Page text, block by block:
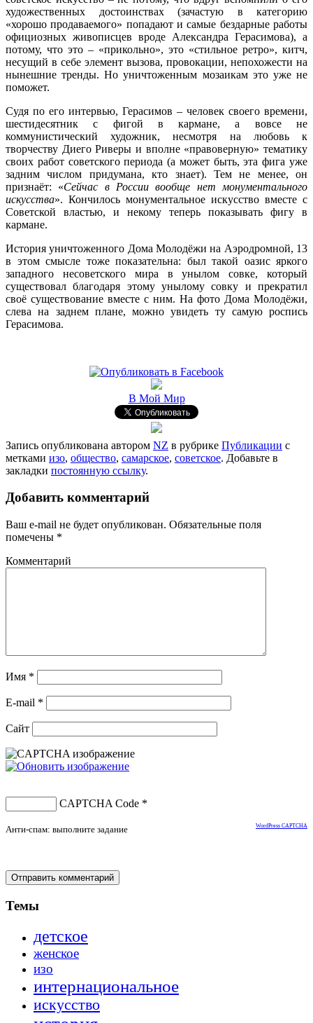
художественных достоинствах (зачастую в категорию
«хорошо продаваемого» попадают и самые бездарные работы
официозных живописцев вроде Александра Герасимова), а
потому, что это – «прикольно», это «стильное ретро», китч,
несущий в себе элемент вызова, провокации, непохожести на
нынешние тренды. Но уничтоженным мозаикам это уже не
поможет.
Судя по его интервью, Герасимов – человек своего времени,
шестидесятник с фигой в кармане, а вовсе не
коммунистический художник, несмотря на любовь к
творчеству Диего Риверы и вполне «правоверную» тематику
своих работ советского периода (а может быть, эта фига уже
задним числом придумана, кто знает). Тем не менее, он
признаёт: «Сейчас в России вообще нет монументального
искусства». Кончилось монументальное искусство вместе с
Советской властью, и некому теперь показывать фигу в
кармане.
История уничтоженного Дома Молодёжи на Аэродромной, 13
в этом смысле тоже показательна: был такой оазис яркого
западного несоветского мира в унылом совке, который
существовал благодаря этому унылому совку и прекратил
своё существование вместе с ним. На фото Дома Молодёжи,
слева на заднем плане, можно увидеть ту самую роспись
Герасимова.
В Мой Мир
Запись опубликована автором NZ в рубрике Публикации с
метками изо, общество, самарское, советское. Добавьте в
закладки постоянную ссылку.
Добавить комментарий
Ваш e-mail не будет опубликован. Обязательные поля
помечены *
Комментарий
Имя *
E-mail *
Сайт
CAPTCHA Code *
Анти-спам: выполните задание WordPress CAPTCHA
Темы
детское
женское
изо
интернациональное
искусство